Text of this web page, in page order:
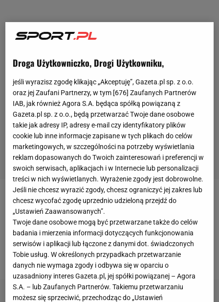
Milik zerwał więzadła krzyżowe w kolanie w
październiku 2016 oraz we wrześniu 2017 roku. Od
kilku tygodni jednak już trenuje z zespołem. A nawet
zagrał w ostatnich czterech spotkaniach. Łącznie na
murawie przebywał przez 51 minut.
Droga Użytkowniczko, Drogi Użytkowniku,
jeśli wyrazisz zgodę klikając „Akceptuję”, Gazeta.pl sp. z o.o.
oraz jej Zaufani Partnerzy, w tym [676] Zaufanych Partnerów
IAB, jak również Agora S.A. będąca spółką powiązaną z
Gazeta.pl sp. z o.o., będą przetwarzać Twoje dane osobowe
takie jak adresy IP, adresy e-mail czy identyfikatory plików
cookie lub inne informacje zapisane w tych plikach do celów
marketingowych, w szczególności na potrzeby wyświetlania
reklam dopasowanych do Twoich zainteresowań i preferencji w
swoich serwisach, aplikacjach i w Internecie lub personalizacji
treści w nich wyświetlanych. Wyrażenie zgody jest dobrowolne.
Jeśli nie chcesz wyrazić zgody, chcesz ograniczyć jej zakres lub
chcesz wycofać zgodę uprzednio udzieloną przejdź do
„Ustawień Zaawansowanych”.
Twoje dane osobowe mogą być przetwarzane także do celów
badania i mierzenia informacji dotyczących funkcjonowania
serwisów i aplikacji lub łączone z danymi dot. świadczonych
Tobie usług. W określonych przypadkach przetwarzanie
danych nie wymaga zgody i odbywa się w oparciu o
uzasadniony interes Gazeta.pl, jej spółki powiązanej – Agora
S.A. – lub Zaufanych Partnerów. Takiemu przetwarzaniu
możesz się sprzeciwić, przechodząc do „Ustawień